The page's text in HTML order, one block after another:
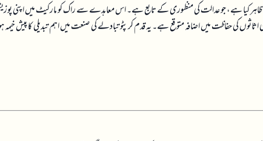
ظاہر کیا ہے، جو عدالت کی منظوری کے تابع ہے۔ اس معاہدے سے راک کو مارکیٹ میں اپنی
کی حفاظت میں اضافہ متوقع ہے۔ یہ قدم کرپٹو تبادلے کی صنعت میں اہم تبدیلی کا پیش خیمہ